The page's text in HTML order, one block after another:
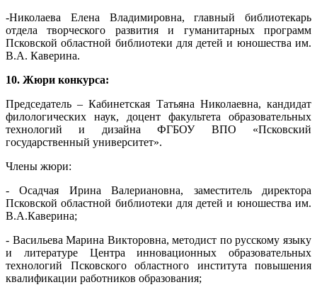
-Николаева Елена Владимировна, главный библиотекарь
отдела творческого развития и гуманитарных программ
Псковской областной библиотеки для детей и юношества им.
В.А. Каверина.
10. Жюри конкурса:
Председатель – Кабинетская Татьяна Николаевна, кандидат
филологических наук, доцент факультета образовательных
технологий и дизайна ФГБОУ ВПО «Псковский
государственный университет».
Члены жюри:
- Осадчая Ирина Валериановна, заместитель директора
Псковской областной библиотеки для детей и юношества им.
В.А.Каверина;
- Васильева Марина Викторовна, методист по русскому языку
и литературе Центра инновационных образовательных
технологий Псковского областного института повышения
квалификации работников образования;